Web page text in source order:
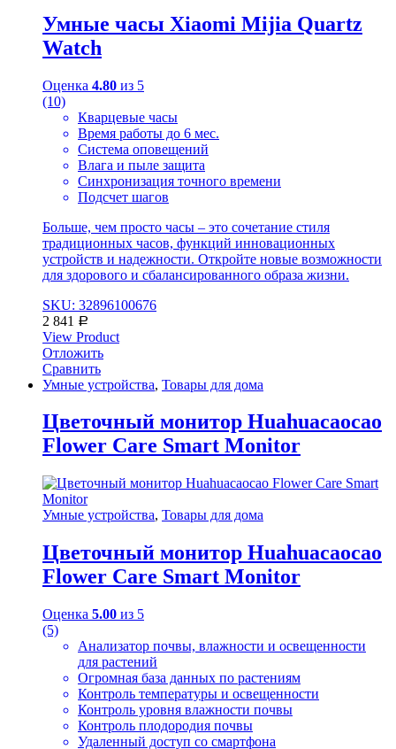
Умные часы Xiaomi Mijia Quartz
Watch
Оценка 4.80 из 5
(10)
Кварцевые часы
Время работы до 6 мес.
Система оповещений
Влага и пыле защита
Синхронизация точного времени
Подсчет шагов
Больше, чем просто часы – это сочетание стиля
традиционных часов, функций инновационных
устройств и надежности. Откройте новые возможности
для здорового и сбалансированного образа жизни.
SKU: 32896100676
2 841
Р
View Product
Отложить
Сравнить
Умные устройства, Товары для дома
Цветочный монитор Huahuacaocao
Flower Care Smart Monitor
Умные устройства, Товары для дома
Цветочный монитор Huahuacaocao
Flower Care Smart Monitor
Оценка 5.00 из 5
(5)
Анализатор почвы, влажности и освещенности
для растений
Огромная база данных по растениям
Контроль температуры и освещенности
Контроль уровня влажности почвы
Контроль плодородия почвы
Удаленный доступ со смартфона